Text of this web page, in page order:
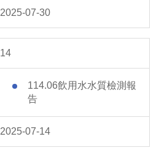
2025-07-30
14
114.06飲用水水質檢測報
告
2025-07-14